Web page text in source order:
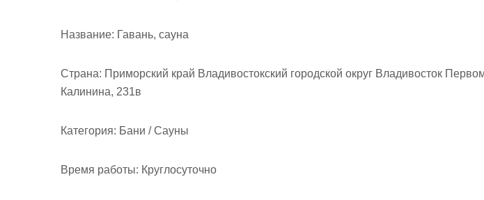
Название: Гавань, сауна
Страна: Приморский край Владивостокский городской округ Владивосток
Калинина, 231в
Категория: Бани / Сауны
Время работы: Круглосуточно